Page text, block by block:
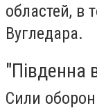
областей, в
Вугледара.
"Південна
Сили